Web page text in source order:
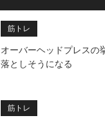
筋トレ
オーバーヘッドプレスの
落としそうになる
筋トレ